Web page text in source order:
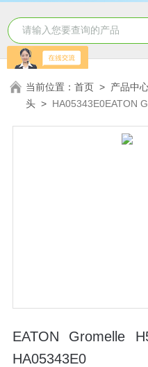
当前位置：首页 > 产品中
头 > HA05343E0EATON
EATON Gromelle
HA05343E0